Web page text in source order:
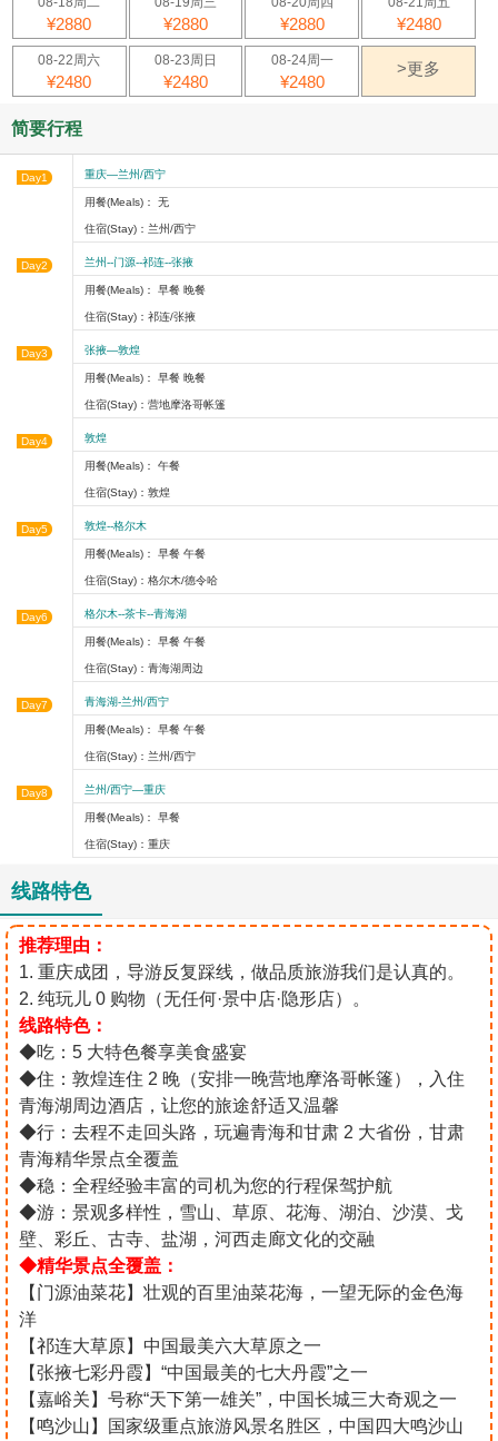
¥2880 ¥2880 ¥2880 ¥2480
08-22周六
¥2480
08-23周日
¥2480
08-24周一
¥2480
>更多
简要行程
Day1 重庆—兰州/西宁
用餐(Meals)： 无
住宿(Stay)：兰州/西宁
Day2 兰州--门源--祁连--张掖
用餐(Meals)： 早餐 晚餐
住宿(Stay)：祁连/张掖
Day3 张掖—敦煌
用餐(Meals)： 早餐 晚餐
住宿(Stay)：营地摩洛哥帐篷
Day4 敦煌
用餐(Meals)： 午餐
住宿(Stay)：敦煌
Day5 敦煌--格尔木
用餐(Meals)： 早餐 午餐
住宿(Stay)：格尔木/德令哈
Day6 格尔木--茶卡--青海湖
用餐(Meals)： 早餐 午餐
住宿(Stay)：青海湖周边
Day7 青海湖-兰州/西宁
用餐(Meals)： 早餐 午餐
住宿(Stay)：兰州/西宁
Day8 兰州/西宁—重庆
用餐(Meals)： 早餐
住宿(Stay)：重庆
线路特色
推荐理由：
1. 重庆成团，导游反复踩线，做品质旅游我们是认真的。
2. 纯玩儿 0 购物（无任何·景中店·隐形店）。
线路特色：
◆吃：5 大特色餐享美食盛宴
◆住：敦煌连住 2 晚（安排一晚营地摩洛哥帐篷），入住
青海湖周边酒店，让您的旅途舒适又温馨
◆行：去程不走回头路，玩遍青海和甘肃 2 大省份，甘肃
青海精华景点全覆盖
◆稳：全程经验丰富的司机为您的行程保驾护航
◆游：景观多样性，雪山、草原、花海、湖泊、沙漠、戈
壁、彩丘、古寺、盐湖，河西走廊文化的交融
◆精华景点全覆盖：
【门源油菜花】壮观的百里油菜花海，一望无际的金色海
洋
【祁连大草原】中国最美六大草原之一
【张掖七彩丹霞】“中国最美的七大丹霞”之一
【嘉峪关】号称“天下第一雄关”，中国长城三大奇观之一
【鸣沙山】国家级重点旅游风景名胜区，中国四大鸣沙山